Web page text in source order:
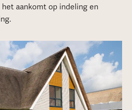
aankomt op indeling en